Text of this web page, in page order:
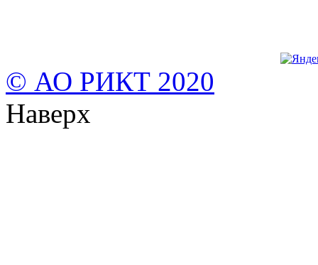
© АО РИКТ 2020
Наверх